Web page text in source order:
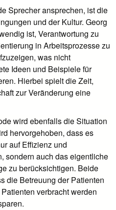
Sprecher ansprechen, ist die
und der Kultur. Georg
ist, Verantwortung zu
in Arbeitsprozesse zu
was nicht
Ideen und Beispiele für
Hierbei spielt die Zeit,
zur Veränderung eine
wird ebenfalls die Situation
hervorgehoben, dass es
auf Effizienz und
sondern auch das eigentliche
zu berücksichtigen. Beide
die Betreuung der Patienten
verbracht werden